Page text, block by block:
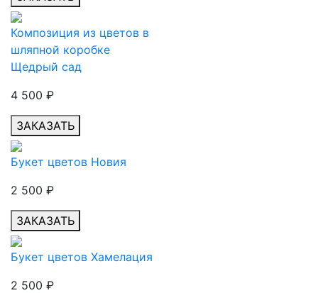
Композиция из цветов в
шляпной коробке
Щедрый сад
4 500 ₽
ЗАКАЗАТЬ
Букет цветов Новия
2 500 ₽
ЗАКАЗАТЬ
Букет цветов Хамелация
2 500 ₽